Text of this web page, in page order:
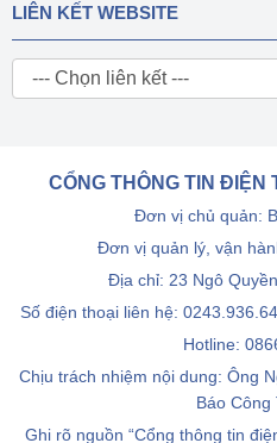
LIÊN KẾT WEBSITE
CỔNG THÔNG TIN ĐIỆN
Đơn vị chủ quản:
Đơn vị quản lý, vận
Địa chỉ: 23 Ngô
Số điện thoại liên hệ:
Hotline:
Chịu trách nhiệm nội dung: Ông
Báo
Ghi rõ nguồn “Cổng thông tin